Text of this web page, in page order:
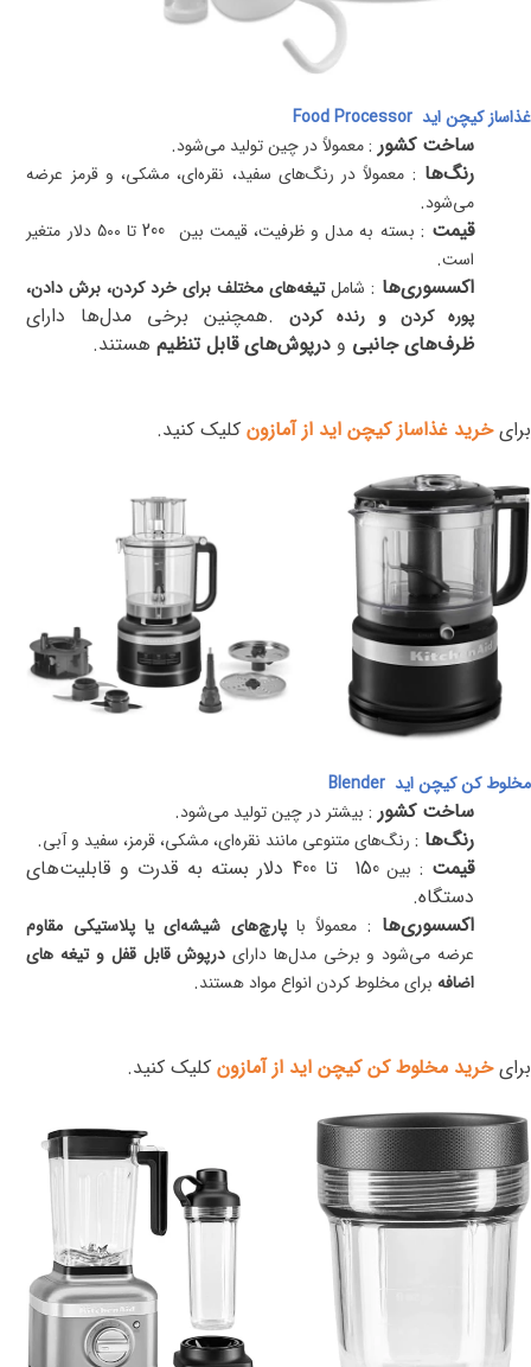
غذاساز کیچن اید Food Processor
ساخت کشور :معمولاً در چین تولید می‌شود.
رنگ‌ها : معمولاً در رنگ‌های سفید، نقره‌ای، مشکی، و قرمز عرضه
می‌شود.
قیمت : بسته به مدل و ظرفیت، قیمت بین 200
تا 500 دلار متغیر
است.
اکسسوری‌ها : شاملتیغه‌های مختلف برای خرد کردن، برش دادن،
پوره کردن و رنده کردن .همچنین برخی مدل‌ها دارای
ظرف‌های جانبی و درپوش‌های قابل تنظیم هستند.
برایخرید غذاساز کیچن اید از آمازون کلیک کنید.
مخلوط ‌کن کیچن اید Blender
ساخت کشور : بیشتر در چین تولید می‌شود.
رنگ‌ها : رنگ‌های متنوعی مانند نقره‌ای، مشکی، قرمز، سفید و آبی.
قیمت : بین150
تا 400 دلار بسته به قدرت و قابلیت‌های
دستگاه.
اکسسوری‌ها : معمولاً باپارچ‌های شیشه‌ای یا پلاستیکی مقاوم
عرضه می‌شود و برخی مدل‌ها دارای درپوش قابل قفل و تیغه ‌های
اضافه برای مخلوط کردن انواع مواد هستند.
برایخرید مخلوط کن کیچن اید از آمازون کلیک کنید.